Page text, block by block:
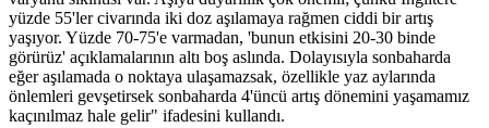
yüzde 55'ler civarında iki doz aşılamaya rağmen ciddi bir artış
yaşıyor. Yüzde 70-75'e varmadan, 'bunun etkisini 20-30 binde
görürüz' açıklamalarının altı boş aslında. Dolayısıyla sonbaharda
eğer aşılamada o noktaya ulaşamazsak, özellikle yaz aylarında
önlemleri gevşetirsek sonbaharda 4'üncü artış dönemini yaşamamız
kaçınılmaz hale gelir" ifadesini kullandı.